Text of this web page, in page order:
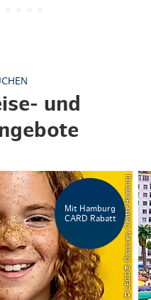
und
Mit Hamburg
CARD Rabatt
© LEGO® Discovery Centre Hamburg